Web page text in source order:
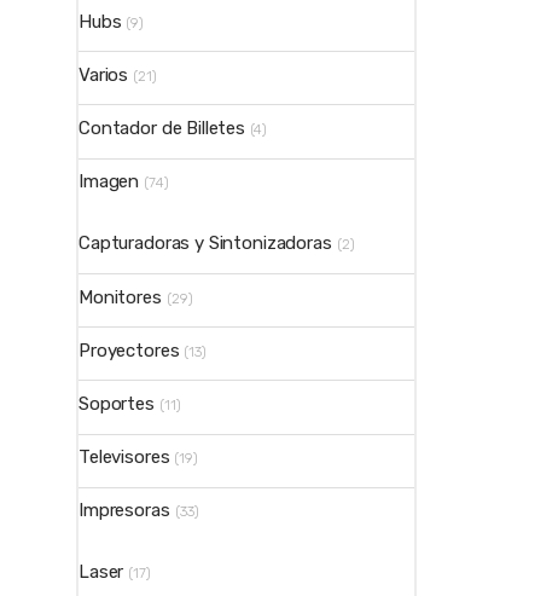
Hubs (9)
Varios (21)
Contador de Billetes (4)
Imagen (74)
Capturadoras y Sintonizadoras (2)
Monitores (29)
Proyectores (13)
Soportes (11)
Televisores (19)
Impresoras (33)
Laser (17)